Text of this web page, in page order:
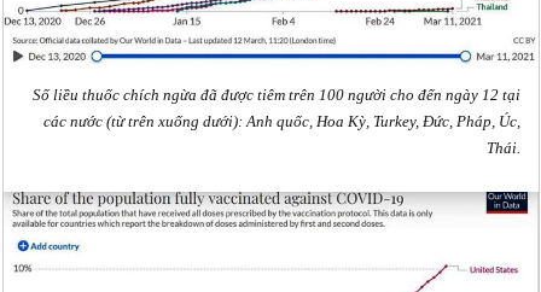
Số liều thuốc chích ngừa đã được tiêm trên 100 người cho đến ngày 12 tại
các nước (từ trên xuống dưới): Anh quốc, Hoa Kỳ, Turkey, Đức, Pháp, Úc,
Thái.